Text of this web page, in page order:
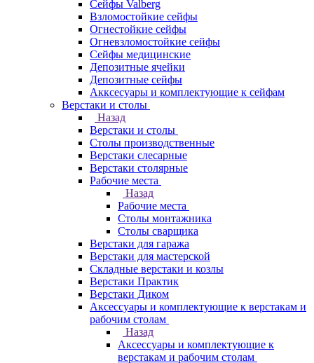
Сейфы Valberg
Взломостойкие сейфы
Огнестойкие сейфы
Огневзломостойкие сейфы
Сейфы медицинские
Депозитные ячейки
Депозитные сейфы
Акксесуары и комплектующие к сейфам
Верстаки и столы
Назад
Верстаки и столы
Столы производственные
Верстаки слесарные
Верстаки столярные
Рабочие места
Назад
Рабочие места
Столы монтажника
Столы сварщика
Верстаки для гаража
Верстаки для мастерской
Складные верстаки и козлы
Верстаки Практик
Верстаки Диком
Аксессуары и комплектующие к верстакам и
рабочим столам
Назад
Аксессуары и комплектующие к
верстакам и рабочим столам